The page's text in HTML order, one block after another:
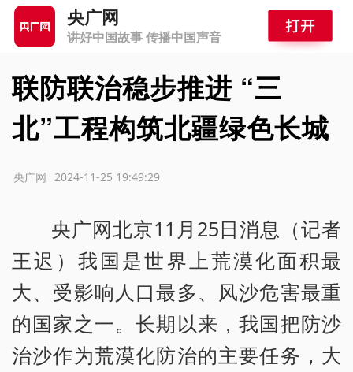
央广网
讲好中国故事 传播中国声音
联防联治稳步推进 “三
北”工程构筑北疆绿色长城
2024-11-25 19:49:29
央广网
央广网北京11月25日消息（记者
王迟）我国是世界上荒漠化面积最
大、受影响人口最多、风沙危害最重
的国家之一。长期以来，我国把防沙
治沙作为荒漠化防治的主要任务，大